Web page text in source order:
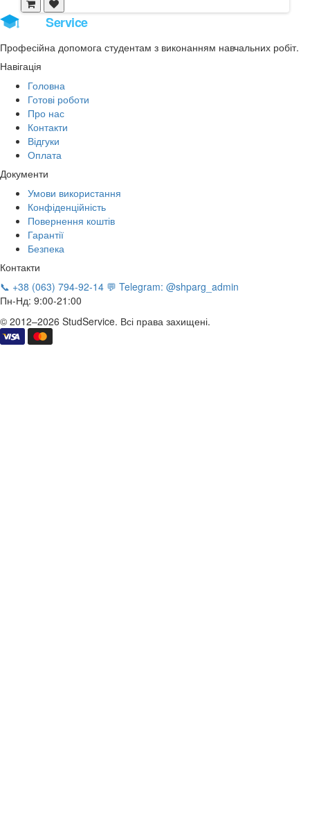
Service
Професійна допомога студентам з виконанням навчальних робіт.
Навігація
Головна
Готові роботи
Про нас
Контакти
Відгуки
Оплата
Документи
Умови використання
Конфіденційність
Повернення коштів
Гарантії
Безпека
Контакти
📞 +38 (063) 794-92-14 💬 Telegram: @shparg_admin
Пн-Нд: 9:00-21:00
© 2012–2026 StudService. Всі права захищені.